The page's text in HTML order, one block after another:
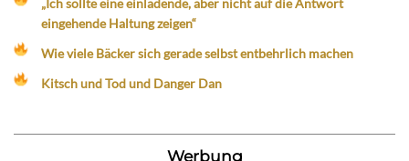
„Ich sollte eine einladende, aber nicht auf die Antwort
eingehende Haltung zeigen“
Wie viele Bäcker sich gerade selbst entbehrlich machen
Kitsch und Tod und Danger Dan
Werbung